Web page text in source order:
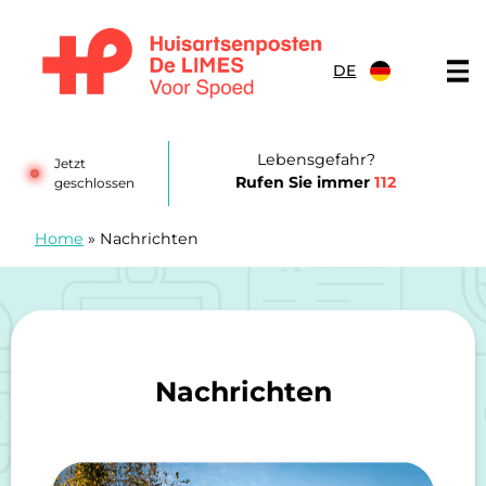
DE
Jetzt
geschlossen
Lebensgefahr?
Rufen Sie immer112
Home » Nachrichten
Nachrichten